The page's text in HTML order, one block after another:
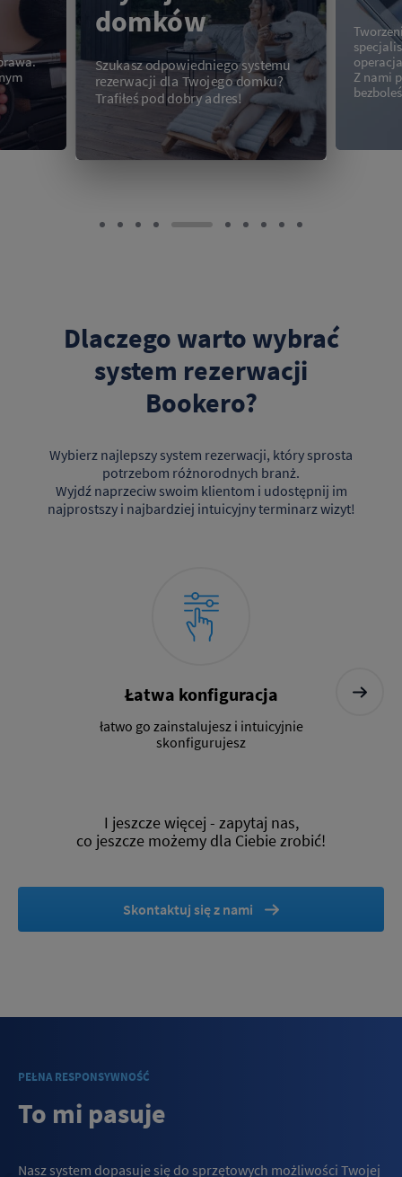
domków
Szukasz odpowiedniego systemu
rezerwacji dla Twojego domku?
Trafiłeś pod dobry adres!
Z nami
Dlaczego warto wybrać
system rezerwacji
Bookero?
Wybierz najlepszy system rezerwacji, który sprosta
potrzebom różnorodnych branż.
Wyjdź naprzeciw swoim klientom i udostępnij im
najprostszy i najbardziej intuicyjny terminarz wizyt!
Łatwa konfiguracja
łatwo go zainstalujesz i intuicyjnie
skonfigurujesz
I jeszcze więcej - zapytaj nas,
co jeszcze możemy dla Ciebie zrobić!
Skontaktuj się z nami
PEŁNA RESPONSYWNOŚĆ
To mi pasuje
Nasz system dopasuje się do sprzętowych możliwości Twojej